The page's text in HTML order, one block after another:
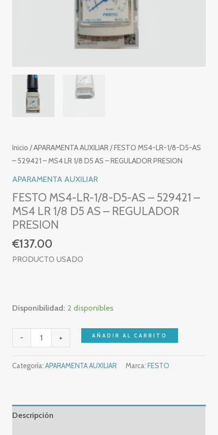
Inicio /APARAMENTA AUXILIAR/ FESTO MS4-LR-1/8-D5-AS
– 529421 – MS4 LR 1/8 D5 AS – REGULADOR PRESION
APARAMENTA AUXILIAR
FESTO MS4-LR-1/8-D5-AS – 529421 –
MS4 LR 1/8 D5 AS – REGULADOR
PRESION
€137.00
PRODUCTO USADO
Disponibilidad: 2 disponibles
-
MS4-
LR-
–
+ AÑADIR AL CARRITO
Categoría:APARAMENTA AUXILIAR Marca:FESTO
Descripción